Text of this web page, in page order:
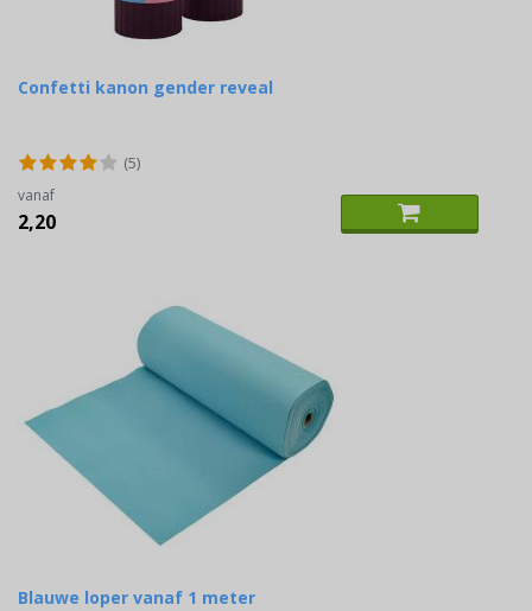
Confetti kanon gender reveal
(5)
vanaf
2,20
Blauwe loper vanaf 1 meter